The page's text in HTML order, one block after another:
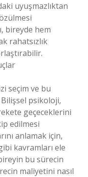
uyuşmazlıktan
bireyde hem
rahatsızlık
seçim ve bu
psikoloji,
geçeceklerini
edilmesi
anlamak için,
kavramları ele
bu sürecin
maliyetini nasıl